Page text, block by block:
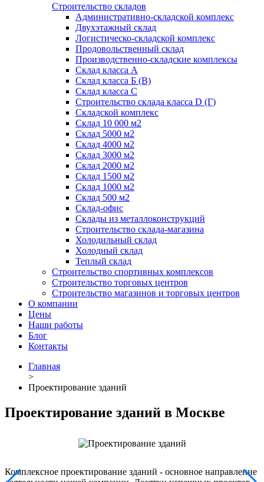
Строительство складов
Административно-складской комплекс
Двухэтажный склад
Логистическо-складской комплекс
Продовольственный склад
Производственно-складские комплексы
Склад класса А
Склад класса Б (B)
Склад класса С
Строительство склада класса D (Г)
Складской комплекс
Склад 10 000 м2
Склад 5000 м2
Склад 4000 м2
Склад 3000 м2
Склад 2000 м2
Склад 1500 м2
Склад 1000 м2
Склад 500 м2
Склад-офис
Склады из металлоконструкций
Строительство склада-магазина
Холодильный склад
Холодный склад
Теплый склад
Строительство спортивных комплексов
Строительство торговых центров
Строительство магазинов и торговых центров
О компании
Цены
Наши работы
Блог
Контакты
Главная
>
Проектирование зданий
Проектирование зданий в Москве
Комплексное проектирование зданий - основное направление